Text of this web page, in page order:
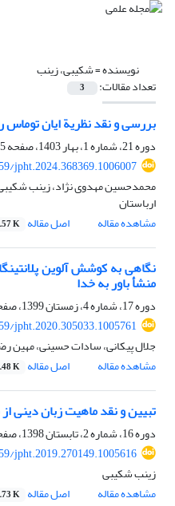
نویسنده =شکیبی، زینب
تعداد مقالات: 3
بررسی و نقد نظریة ایان توماس
دوره 21، شماره 1، بهار 1403، صفحه
jpht.2024.368369.1006007
محمدحسین مهدوی نژاد، زینب
ارباستان
مشاهده مقاله
اصل مقاله K
نگاهی به کوشش آلوین
منشأ باور به خدا
دوره 17، شماره 4، زمستان 1399، صفحه
jpht.2020.305033.1005761
جلال پیکانی، سادات حسینی، مهین
مشاهده مقاله
اصل مقاله K
تبیین و نقد ماهیت زبان دینی
دوره 16، شماره 2، تابستان 1398، صفحه
jpht.2019.270149.1005616
زینب شکیبی
مشاهده مقاله
اصل مقاله K